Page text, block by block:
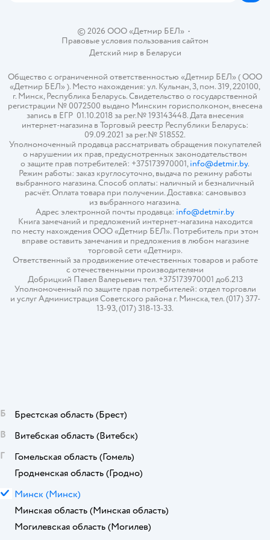
© 2026 ООО «Детмир БЕЛ»•
Правовые условия пользования сайтом
Детский мир в Беларуси
Общество с ограниченной ответственностью «Детмир БЕЛ» ( ООО
«Детмир БЕЛ» ). Место нахождения: ул. Кульман, 3, пом. 319, 220100,
г. Минск, Республика Беларусь. Свидетельство о государственной
регистрации № 0072500 выдано Минским горисполкомом, внесена
запись в ЕГР 01.10.2018 за рег.№ 193143448. Дата внесения
интернет-магазина в Торговый реестр Республики Беларусь:
09.09.2021 за рег.№ 518552.
Уполномоченный продавца рассматривать обращения покупателей
о нарушении их прав, предусмотренных законодательством
о защите прав потребителей: +375173970001,info@detmir.by.
Режим работы: заказ круглосуточно, выдача по режиму работы
выбранного магазина. Способ оплаты: наличный и безналичный
расчёт. Оплата товара при получении. Доставка: самовывоз
из выбранного магазина.
Адрес электронной почты продавца: info@detmir.by
Книга замечаний и предложений интернет-магазина находится
по месту нахождения ООО «Детмир БЕЛ». Потребитель при этом
вправе оставить замечания и предложения в любом магазине
торговой сети «Детмир».
Ответственный за продвижение отечественных товаров и работе
с отечественными производителями
Добрицкий Павел Валерьевич тел. +375173970001 доб.213
Уполномоченный по защите прав потребителей: отдел торговли
и услуг Администрация Советского района г. Минска, тел. (017) 377-
13-93, (017) 318-13-33.
Б Брестская область (Брест)
В
Витебская область (Витебск)
Г
Гомельская область (Гомель)
Гродненская область (Гродно)
М Минск (Минск)
Минская область (Минская область)
Могилевская область (Могилев)